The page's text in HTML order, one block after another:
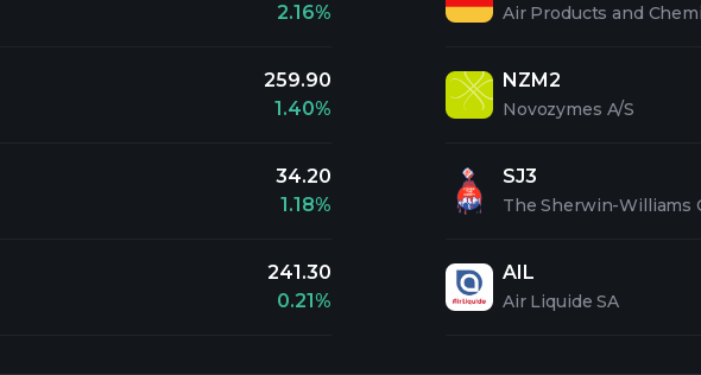
2.16%
259.90
1.40%
34.20
1.18%
241.30
0.21%
Air Products and
NZM2
Novozymes A/S
SJ3
The Sherwin-Williams
AIL
Air Liquide SA